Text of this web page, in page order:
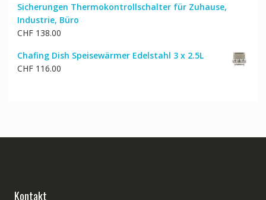
Sicherungen Thermokontrollschalter für Zuhause,
Industrie, Büro
CHF138.00
Chafing Dish Speisewärmer Edelstahl 3 x 2.5L
CHF116.00
Kontakt